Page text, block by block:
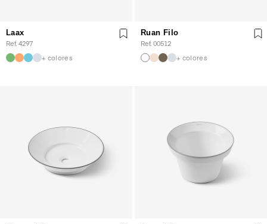
Laax
Ref. 4297
+ colores
Ruan Filo
Ref. 00512
+ colores